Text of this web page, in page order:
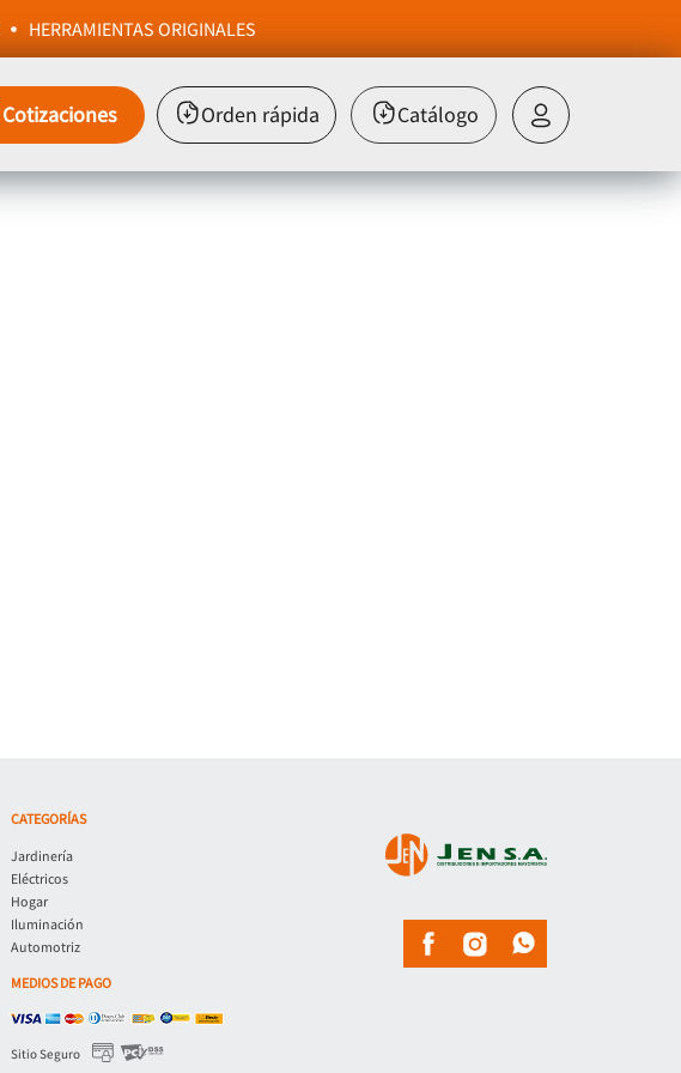
HERRAMIENTAS ORIGINALES
Cotizaciones Orden rápida Catálogo
CATEGORÍAS
Jardinería
Eléctricos
Hogar
Iluminación
Automotriz
MEDIOS DE PAGO
Sitio Seguro